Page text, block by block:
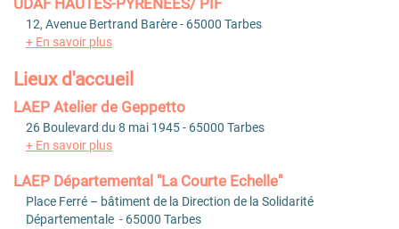
UDAF HAUTES-PYRENEES/ PIF
12, Avenue Bertrand Barère - 65000 Tarbes
+ En savoir plus
Lieux d'accueil
LAEP Atelier de Geppetto
26 Boulevard du 8 mai 1945 - 65000 Tarbes
+ En savoir plus
LAEP Départemental "La Courte Echelle"
Place Ferré – bâtiment de la Direction de la Solidarité
Départementale - 65000 Tarbes